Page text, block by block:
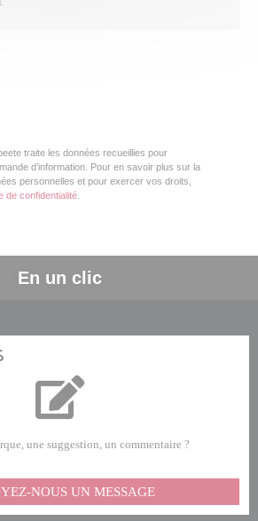
traite les données recueillies pour
d’information. Pour en savoir plus sur la
personnelles et pour exercer vos droits,
de confidentialité
En un clic
une suggestion, un commentaire ?
NOUS UN MESSAGE